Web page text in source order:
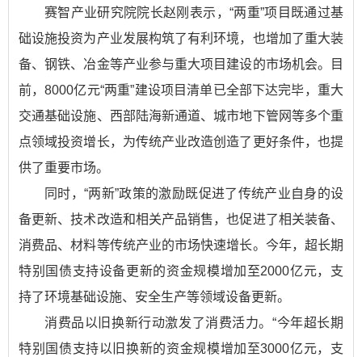
赛智产业研究院院长赵刚表示，“两重”项目既通过基
础设施投资为产业发展构筑了有利环境，也增加了重大装
备、钢铁、冶金等产业参与重大项目建设的市场机会。目
前，8000亿元“两重”建设项目清单已全部下达完毕，重大
交通基础设施、西部陆海新通道、城市地下管网等多个重
点领域投资增长，为传统产业改造创造了更好条件，也提
供了重要市场。
同时，“两新”政策的激励既促进了传统产业自身的设
备更新、技术改造和相关产品销售，也促进了相关装备、
消费品、材料等传统产业的市场快速增长。今年，超长期
特别国债支持设备更新的资金规模增加至2000亿元，支
持了环境基础设施、安全生产等领域设备更新。
消费品以旧换新行动激发了消费活力。“今年超长期
特别国债支持以旧换新的资金规模增加至3000亿元，支